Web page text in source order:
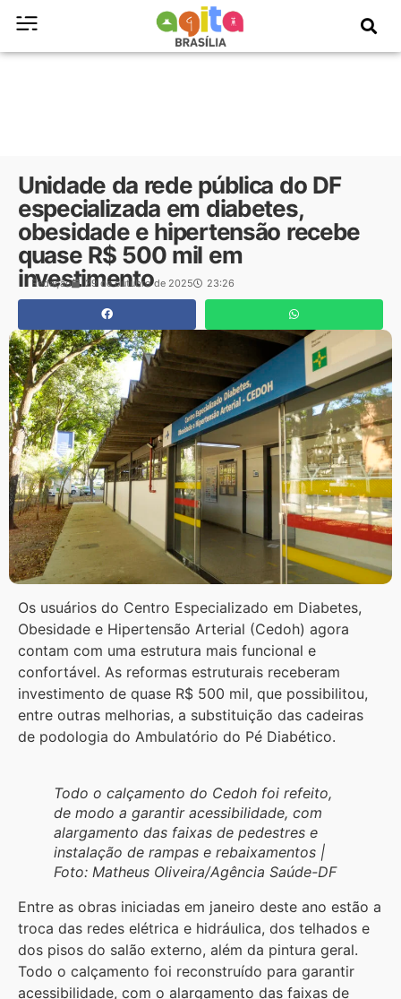
Unidade da rede pública do DF
especializada em diabetes,
obesidade e hipertensão recebe
quase R$ 500 mil em
investimento
Redação 29 de outubro de 2025 23:26
Os usuários do Centro Especializado em Diabetes,
Obesidade e Hipertensão Arterial (Cedoh) agora
contam com uma estrutura mais funcional e
confortável. As reformas estruturais receberam
investimento de quase R$ 500 mil, que possibilitou,
entre outras melhorias, a substituição das cadeiras
de podologia do Ambulatório do Pé Diabético.
Todo o calçamento do Cedoh foi refeito,
de modo a garantir acessibilidade, com
alargamento das faixas de pedestres e
instalação de rampas e rebaixamentos |
Foto: Matheus Oliveira/Agência Saúde-DF
Entre as obras iniciadas em janeiro deste ano estão a
troca das redes elétrica e hidráulica, dos telhados e
dos pisos do salão externo, além da pintura geral.
Todo o calçamento foi reconstruído para garantir
acessibilidade, com o alargamento das faixas de